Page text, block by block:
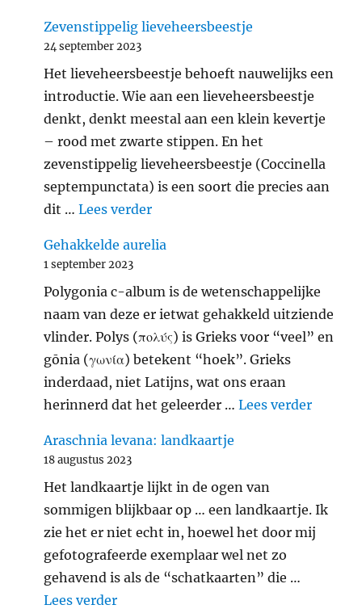
Zevenstippelig lieveheersbeestje
24 september 2023
Het lieveheersbeestje behoeft nauwelijks een
introductie. Wie aan een lieveheersbeestje
denkt, denkt meestal aan een klein kevertje
– rood met zwarte stippen. En het
zevenstippelig lieveheersbeestje (Coccinella
septempunctata) is een soort die precies aan
dit …Lees verder"Zevenstippelig
Gehakkelde aurelia
1 september 2023
Polygonia c-album is de wetenschappelijke
naam van deze er ietwat gehakkeld uitziende
vlinder. Polys (πολύς) is Grieks voor “veel” en
gōnia (γωνία) betekent “hoek”. Grieks
inderdaad, niet Latijns, wat ons eraan
herinnerd dat het geleerder …Lees verder
Araschnia levana: landkaartje
18 augustus 2023
Het landkaartje lijkt in de ogen van
sommigen blijkbaar op … een landkaartje. Ik
zie het er niet echt in, hoewel het door mij
gefotografeerde exemplaar wel net zo
gehavend is als de “schatkaarten” die …
Lees verder"Araschnia levana: landkaartje"